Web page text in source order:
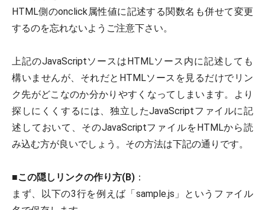
HTML側のonclick属性値に記述する関数名も併せて変更
するのを忘れないようご注意下さい。
上記のJavaScriptソースはHTMLソース内に記述しても
構いませんが、それだとHTMLソースを見るだけでリン
ク先がどこなのか分かりやすくなってしまいます。より
探しにくくするには、独立したJavaScriptファイルに記
述しておいて、そのJavaScriptファイルをHTMLから読
み込む方が良いでしょう。その方法は下記の通りです。
■この隠しリンクの作り方(B) ：
まず、以下の3行を例えば「sample.js」というファイル